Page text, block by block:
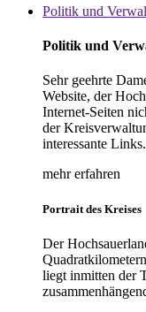
Politik und
Politik und
Sehr geehrte
Website, der
Internet-Seiten
der
interessante Links.
mehr erfahren
Portrait des Kreises
Der
liegt inmitten der